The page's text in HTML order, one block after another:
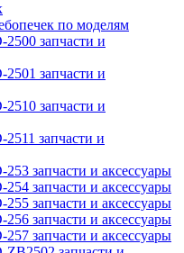
по моделям
2500 запчасти и
2501 запчасти и
2510 запчасти и
2511 запчасти и
253 запчасти и аксессуары
254 запчасти и аксессуары
255 запчасти и аксессуары
256 запчасти и аксессуары
257 запчасти и аксессуары